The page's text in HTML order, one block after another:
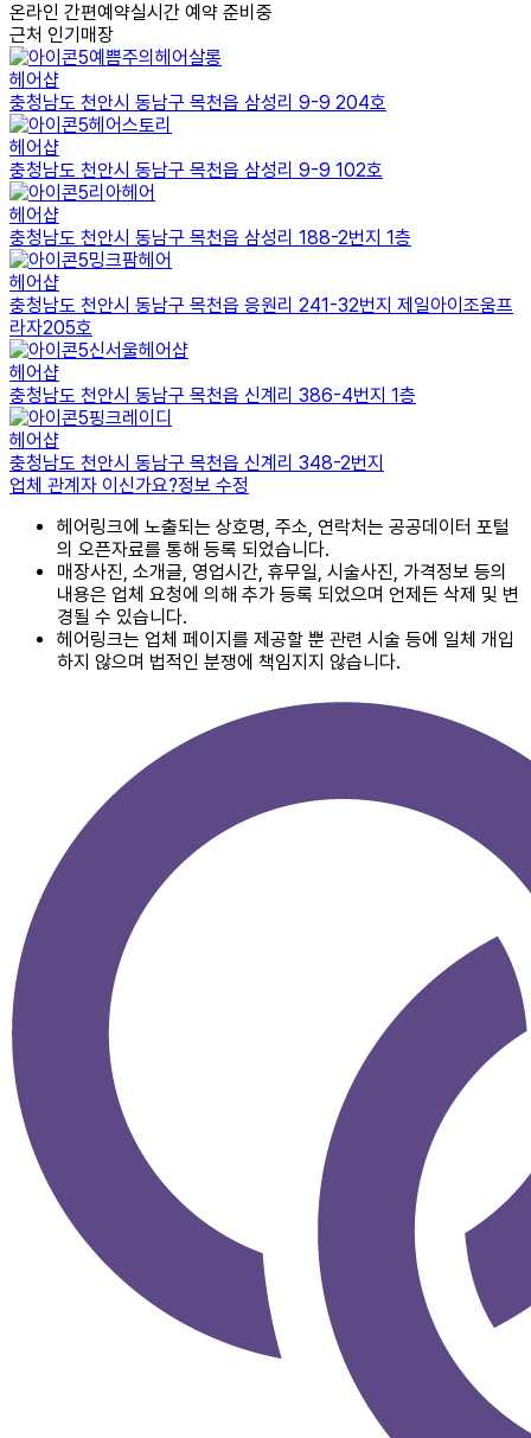
온라인 간편예약실시간 예약 준비중
근처 인기매장
예쁨주의헤어살롱
헤어샵
충청남도 천안시 동남구 목천읍 삼성리 9-9 204호
헤어스토리
헤어샵
충청남도 천안시 동남구 목천읍 삼성리 9-9 102호
리아헤어
헤어샵
충청남도 천안시 동남구 목천읍 삼성리 188-2번지 1층
밍크팜헤어
헤어샵
충청남도 천안시 동남구 목천읍 응원리 241-32번지 제일아이조움프
라자205호
신서울헤어샵
헤어샵
충청남도 천안시 동남구 목천읍 신계리 386-4번지 1층
핑크레이디
헤어샵
충청남도 천안시 동남구 목천읍 신계리 348-2번지
업체 관계자 이신가요?정보 수정
헤어링크에 노출되는 상호명, 주소, 연락처는 공공데이터 포털
의 오픈자료를 통해 등록 되었습니다.
매장사진, 소개글, 영업시간, 휴무일, 시술사진, 가격정보 등의
내용은 업체 요청에 의해 추가 등록 되었으며 언제든 삭제 및 변
경될 수 있습니다.
헤어링크는 업체 페이지를 제공할 뿐 관련 시술 등에 일체 개입
하지 않으며 법적인 분쟁에 책임지지 않습니다.